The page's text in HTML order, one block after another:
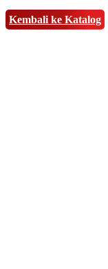
Kembali ke Katalog